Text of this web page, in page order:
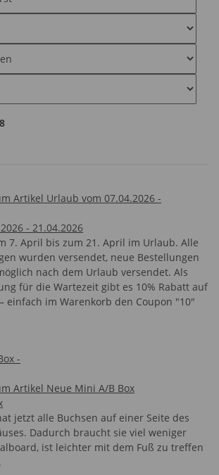
Artikel Urlaub vom 07.04.2026 -
- 21.04.2026
7. April bis zum 21. April im Urlaub. Alle
wurden versendet, neue Bestellungen
nach dem Urlaub versendet. Als
für die Wartezeit gibt es 10% Rabatt auf
einfach im Warenkorb den Coupon "10"
Artikel Neue Mini A/B Box
jetzt alle Buchsen auf einer Seite des
Dadurch braucht sie viel weniger
ist leichter mit dem Fuß zu treffen